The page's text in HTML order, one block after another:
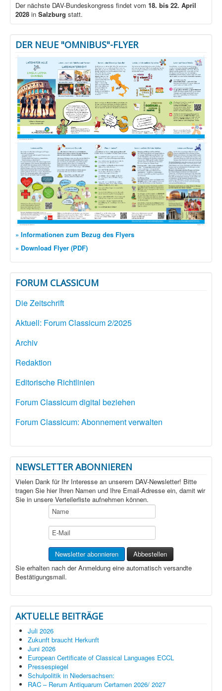
Der nächste DAV-Bundeskongress findet vom 18. bis 22. April
2028 in Salzburg statt.
DER NEUE "OMNIBUS"-FLYER
» Informationen zum Bezug des Flyers
» Download Flyer (PDF)
FORUM CLASSICUM
Die Zeitschrift
Aktuell: Forum Classicum 2/2025
Archiv
Redaktion
Editorische Richtlinien
Forum Classicum digital beziehen
Forum Classicum: Abonnement verwalten
NEWSLETTER ABONNIEREN
Vielen Dank für Ihr Interesse an unserem DAV-Newsletter! Bitte
tragen Sie hier Ihren Namen und Ihre Email-Adresse ein, damit wir
Sie in unsere Verteilerliste aufnehmen können.
Sie erhalten nach der Anmeldung eine automatisch versandte
Bestätigungsmail.
AKTUELLE BEITRÄGE
Juli 2026
Zukunft braucht Herkunft
Juni 2026
European Certificate of Classical Languages ECCL
Pressespiegel
Schulpolitik in Niedersachsen:
RAC – Rerum Antiquarum Certamen 2026/ 2027